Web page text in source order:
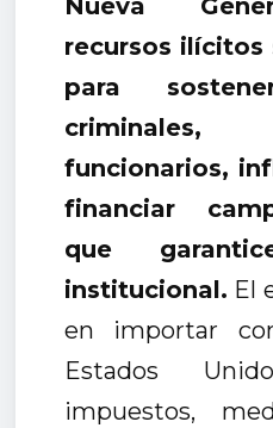
Nueva
recursos ilícitos
para
funcionarios,
financiar
que
institucional. El
en importar
Estados
impuestos,